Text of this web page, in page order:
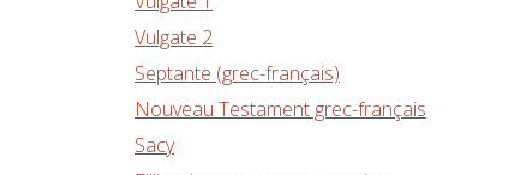
Vulgate 2
Septante (grec-français)
Nouveau Testament grec-français
Sacy